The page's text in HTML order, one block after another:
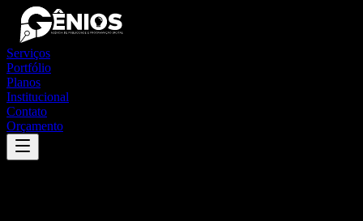
Serviços
Portfólio
Planos
Institucional
Contato
Orçamento